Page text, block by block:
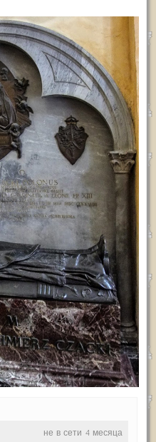
не в сети 4 месяца